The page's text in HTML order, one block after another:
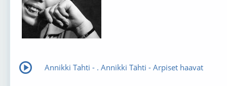
Annikki Tahti - . Annikki Tähti - Arpiset haavat